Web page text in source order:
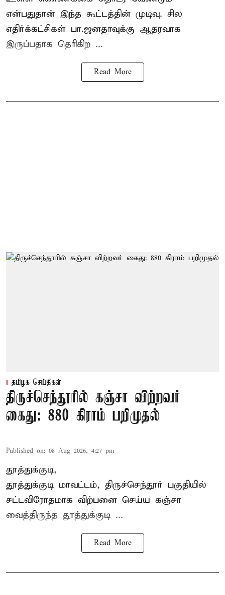
என்பதுதான் இந்த கூட்டத்தின் முடிவு. சில
எதிர்க்கட்சிகள் பா.ஜனதாவுக்கு ஆதரவாக
இருப்பதாக தெரிகிற ...
Read More
தமிழக செய்திகள்
திருச்செந்தூரில் கஞ்சா விற்றவர்
கைது: 880 கிராம் பறிமுதல்
Published on: 08 Aug 2026, 4:27 pm
தூத்துக்குடி,
தூத்துக்குடி மாவட்டம், திருச்செந்தூர் பகுதியில்
சட்டவிரோதமாக விற்பனை செய்ய கஞ்சா
வைத்திருந்த தூத்துக்குடி ...
Read More